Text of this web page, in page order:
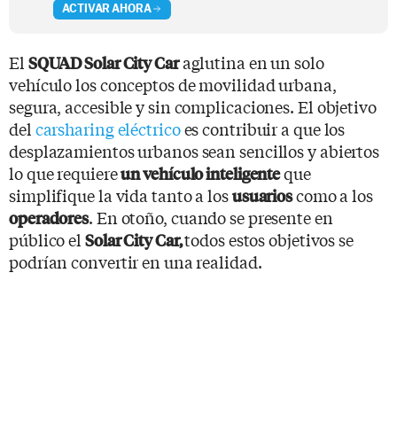
ACTIVAR AHORA
El SQUAD Solar City Caraglutina en un solo
vehículo los conceptos de movilidad urbana,
segura, accesible y sin complicaciones. El objetivo
del carsharing eléctricoes contribuir a que los
desplazamientos urbanos sean sencillos y abiertos
lo que requiereun vehículo inteligenteque
simplifique la vida tanto a losusuarioscomo a los
operadores. En otoño, cuando se presente en
público el Solar City Car,todos estos objetivos se
podrían convertir en una realidad.